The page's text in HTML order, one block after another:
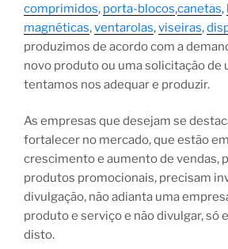
comprimidos, porta-blocos,canetas,
magnéticas,ventarolas,viseiras,
produzimos de acordo com a
novo produto ou uma solicitação de
tentamos nos adequar e produzir.
As empresas que desejam se
fortalecer no mercado, que estão
crescimento e aumento de vendas,
produtos promocionais, precisam
divulgação, não adianta uma
produto e serviço e não divulgar, só
disto.